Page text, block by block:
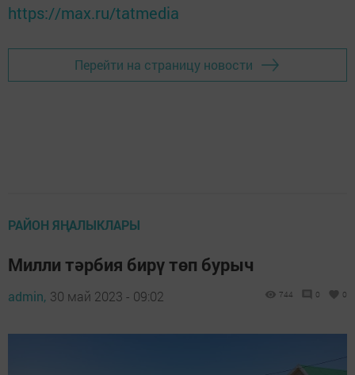
https://max.ru/tatmedia
Перейти на страницу новости
РАЙОН ЯҢАЛЫКЛАРЫ
Милли тәрбия бирү төп бурыч
admin, 30 май 2023 - 09:02 744 0 0